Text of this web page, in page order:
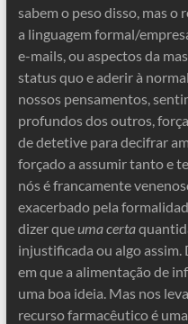
sabem o peso disso, mas o
a linguagem formal/
e-mails, ou aspectos da
status quo e aderir à
nossos pensamentos,
profundos dos outros,
de detetive para decifrar
forçado a assumir tanto e
nós é francamente
exacerbado pela
dizer queuma certa
injustificada ou algo
em que a alimentação de
uma boa ideia. Mas nos
recurso farmacêutico é